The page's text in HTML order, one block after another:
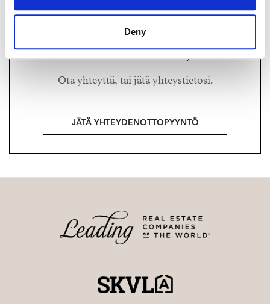
Deny
Haluatko lisätietoja?
Ota yhteyttä, tai jätä yhteystietosi.
JÄTÄ YHTEYDENOTTOPYYNTÖ